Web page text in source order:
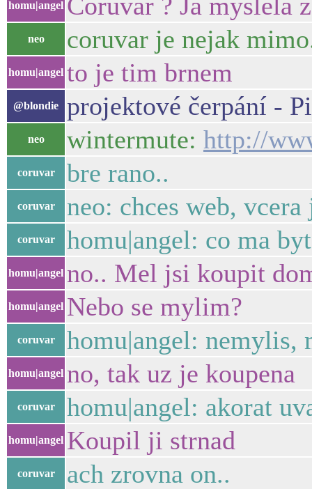
homu|angel
neo coruvar je nejak
homu|angel to je tim brnem
@blondie projektové čerpání -
neo wintermute: http://
coruvar bre rano..
coruvar neo: chces web,
coruvar homu|angel: co ma
homu|angel no.. Mel jsi koupit
homu|angel Nebo se mylim?
coruvar homu|angel: nemylis,
homu|angel no, tak uz je koupena
coruvar homu|angel: akorat
homu|angel Koupil ji strnad
coruvar ach zrovna on..